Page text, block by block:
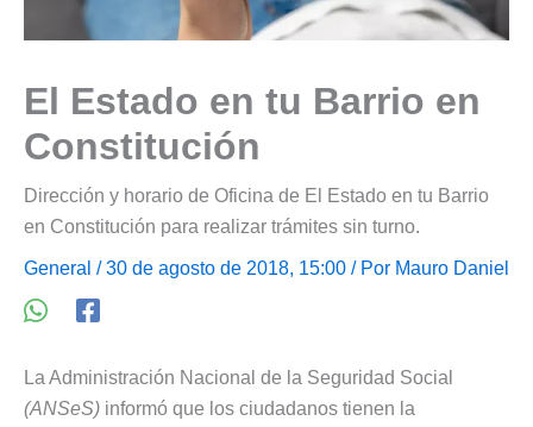
El Estado en tu Barrio en
Constitución
Dirección y horario de Oficina de El Estado en tu Barrio
en Constitución para realizar trámites sin turno.
General / 30 de agosto de 2018, 15:00 / Por Mauro Daniel
La Administración Nacional de la Seguridad Social
(ANSeS) informó que los ciudadanos tienen la